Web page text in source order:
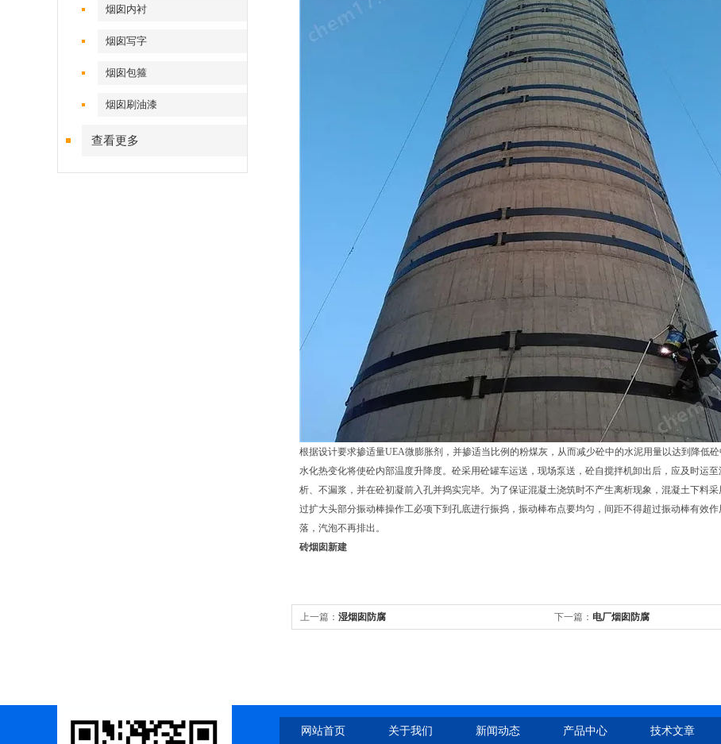
烟囱内衬
烟囱写字
烟囱包箍
烟囱刷油漆
查看更多
根据设计要求掺适量UEA微膨胀剂，并掺适当比例的粉煤灰，从而减少砼中的水泥用量以达到降低
水化热变化将使砼内部温度升降度。砼采用砼罐车运送，现场泵送，砼自搅拌机卸出后，应及时运
析、不漏浆，并在砼初凝前入孔并捣实完毕。为了保证混凝土浇筑时不产生离析现象，混凝土下料
过扩大头部分振动棒操作工必项下到孔底进行振捣，振动棒布点要均匀，间距不得超过振动棒有效
落，汽泡不再排出。
砖烟囱新建
上一篇： 湿烟囱防腐 下一篇： 电厂烟囱防腐
网站首页 关于我们 新闻动态 产品中心 技术文章